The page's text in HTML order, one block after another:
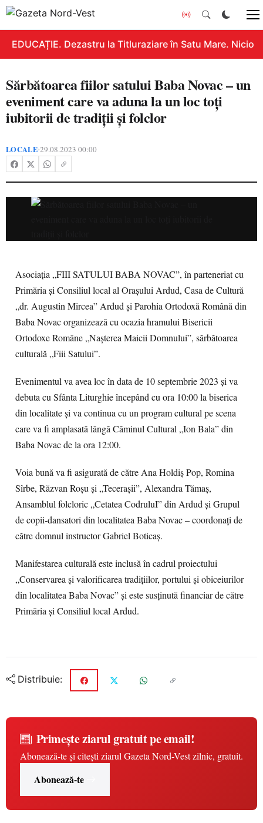
EDUCAȚIE. Dezastru la Titluraziare în Satu Mare. Nicio
Sărbătoarea fiilor satului Baba Novac – un
eveniment care va aduna la un loc toți
iubitorii de tradiții și folclor
LOCALE•29.08.2023 00:00
Asociația „FIII SATULUI BABA NOVAC”, în parteneriat cu
Primăria și Consiliul local al Orașului Ardud, Casa de Cultură
„dr. Augustin Mircea” Ardud și Parohia Ortodoxă Română din
Baba Novac organizează cu ocazia hramului Bisericii
Ortodoxe Române „Nașterea Maicii Domnului”, sărbătoarea
culturală „Fiii Satului”.
Evenimentul va avea loc în data de 10 septembrie 2023 și va
debuta cu Sfânta Liturghie începând cu ora 10:00 la biserica
din localitate și va continua cu un program cultural pe scena
care va fi amplasată lângă Căminul Cultural „Ion Bala” din
Baba Novac de la ora 12:00.
Voia bună va fi asigurată de către Ana Holdiș Pop, Romina
Sîrbe, Răzvan Roșu și „Tecerașii”, Alexandra Tămaș,
Ansamblul folcloric „Cetatea CodruluI” din Ardud și Grupul
de copii-dansatori din localitatea Baba Novac – coordonați de
către domnul instructor Gabriel Boticaș.
Manifestarea culturală este inclusă în cadrul proiectului
„Conservarea și valorificarea tradițiilor, portului și obiceiurilor
din localitatea Baba Novac” și este susținută financiar de către
Primăria și Consiliul local Ardud.
Distribuie:
Primește ziarul gratuit pe email!
Abonează-te și citești ziarul Gazeta Nord-Vest zilnic, gratuit.
Abonează-te